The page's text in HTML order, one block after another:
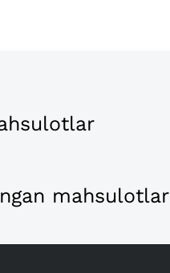
mahsulotlar